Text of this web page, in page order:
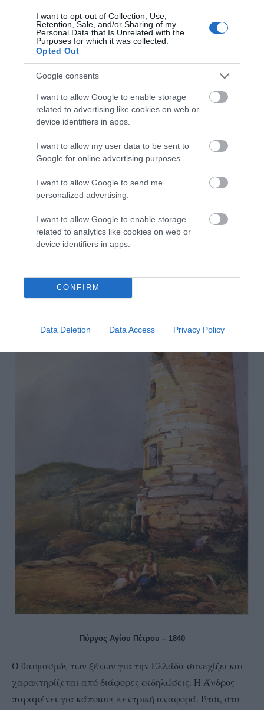
I want to opt-out of Collection, Use,
Retention, Sale, and/or Sharing of my
Personal Data that Is Unrelated with the
Purposes for which it was collected.
Opted Out
Google consents
I want to allow Google to enable storage
related to advertising like cookies on web or
device identifiers in apps.
I want to allow my user data to be sent to
Google for online advertising purposes.
I want to allow Google to send me
personalized advertising.
I want to allow Google to enable storage
related to analytics like cookies on web or
device identifiers in apps.
CONFIRM
Data Deletion Data Access Privacy Policy
θαυμαστή Μύκονος σαν να κρατά δεμένη τη Δήλο, το
περιπλανώμενο νησί του Απόλλωνα, η Γυάρος, θλιβερός
βράχος, τόσο φρικτός που ο Τιβέριος τη διάλεξε για τόπο
εξορίας. Παρακάτω η πλούσια Νάξος, η Πάρος με το
λευκό μάρμαρο και η αδελφή της, η Αντίπαρος, με το
ξακουστό σπήλαιο, η εύφορη Σίφνος και η Τζια, πατρίδα
του Σιμωνίδη. Ο αέρας είναι τόσο ελαφρύς που
απλώνοντας το χέρι σου μπορείς να αγγίξεις μια από τις
Κυκλάδες. Χιλιοτραγουδισμένες είναι σαν
λάμπει στο χρυσαφί φως». Kαι η νέα του ταυτότητα
αποκαλύπτεται με πάθος: «Ξαφνικά νοιώθω
«φιλέλληνας» και δεν με νοιάζει αν οι Έλληνες μου
προσάψουν, όπως γενικά για κάθε ξένο φιλέλληνα, ότι
Η αγροτική οικονομία του νησιού
Πύργος Αγίου Πέτρου – 1840
Ο θαυμασμός των ξένων για την Ελλάδα συνεχίζει και
χαρακτηρίζεται από διάφορες εκδηλώσεις. Η Άνδρος
παραμένει για κάποιους κεντρική αναφορά. Έτσι, στο